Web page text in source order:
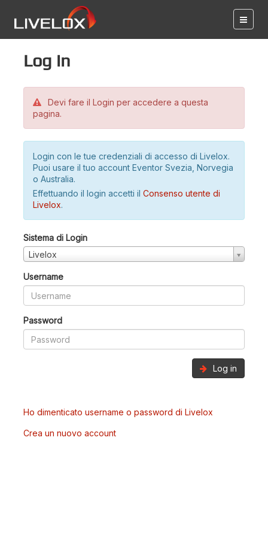
Log in
Devi fare il Login per accedere a questa
pagina.
Login con le tue credenziali di accesso di Livelox.
Puoi usare il tuo account Eventor Svezia, Norvegia
o Australia.
Effettuando il login accetti il Consenso utente di
Livelox.
Sistema di Login
Livelox
Username
Password
Log in
Ho dimenticato username o password di Livelox
Crea un nuovo account